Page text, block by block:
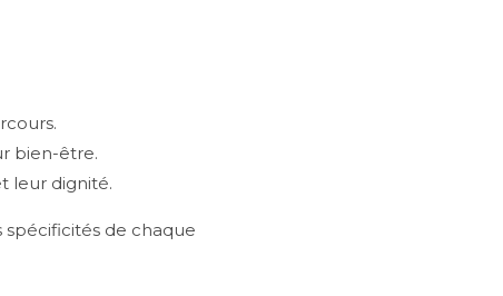
bien-être.
leur dignité.
de chaque